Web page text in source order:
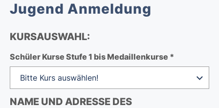
Jugend Anmeldung
KURSAUSWAHL:
Schüler Kurse Stufe 1 bis Medaillenkurse *
NAME UND ADRESSE DES